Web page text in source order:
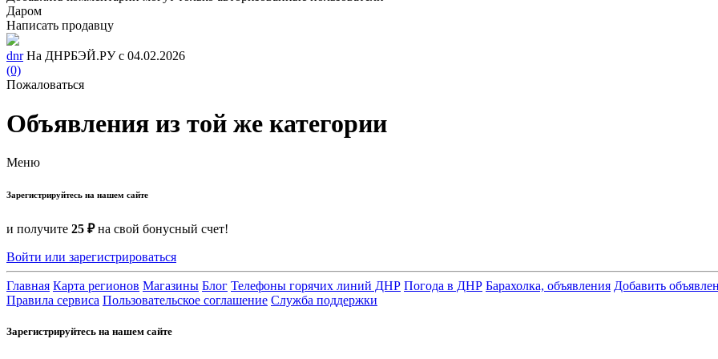
Даром
Написать продавцу
dnr На ДНРБЭЙ.РУ с 04.02.2026
(0)
Пожаловаться
Объявления из той же категории
Меню
Зарегистрируйтесь на нашем сайте
и получите 25 ₽на свой бонусный счет!
Войти или зарегистрироваться
Главная Карта регионов Магазины Блог Телефоны горячих линий ДНР Погода в ДНР Барахолка, объявления Добавить
Правила сервиса Пользовательское соглашение Служба поддержки
Зарегистрируйтесь на нашем сайте